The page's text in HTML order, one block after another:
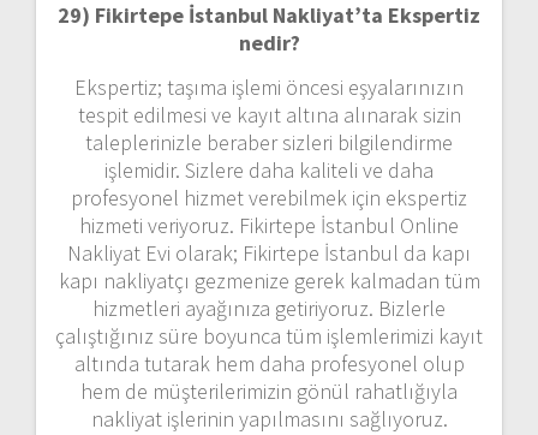
29) Fikirtepe İstanbul Nakliyat’ta Ekspertiz
nedir?
Ekspertiz; taşıma işlemi öncesi eşyalarınızın
tespit edilmesi ve kayıt altına alınarak sizin
taleplerinizle beraber sizleri bilgilendirme
işlemidir. Sizlere daha kaliteli ve daha
profesyonel hizmet verebilmek için ekspertiz
hizmeti veriyoruz. Fikirtepe İstanbul Online
Nakliyat Evi olarak; Fikirtepe İstanbul da kapı
kapı nakliyatçı gezmenize gerek kalmadan tüm
hizmetleri ayağınıza getiriyoruz. Bizlerle
çalıştığınız süre boyunca tüm işlemlerimizi kayıt
altında tutarak hem daha profesyonel olup
hem de müşterilerimizin gönül rahatlığıyla
nakliyat işlerinin yapılmasını sağlıyoruz.